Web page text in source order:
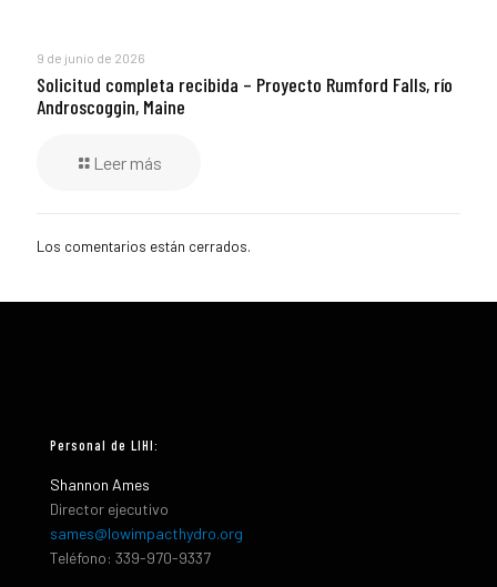
9 de junio de 2026
Solicitud completa recibida – Proyecto Rumford Falls, río
Androscoggin, Maine
Leer más
Los comentarios están cerrados.
Personal de LIHI:
Shannon Ames
Director ejecutivo
sames@lowimpacthydro.org
Teléfono: 339-970-9337